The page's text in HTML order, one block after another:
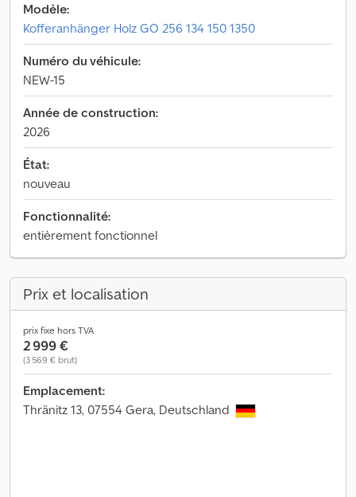
Modèle:
Kofferanhänger Holz GO 256 134 150 1350
Numéro du véhicule:
NEW-15
Année de construction:
2026
État:
nouveau
Fonctionnalité:
entièrement fonctionnel
Prix et localisation
prix fixe hors TVA
2 999 €
(3 569 € brut)
Emplacement:
Thränitz 13, 07554 Gera, Deutschland